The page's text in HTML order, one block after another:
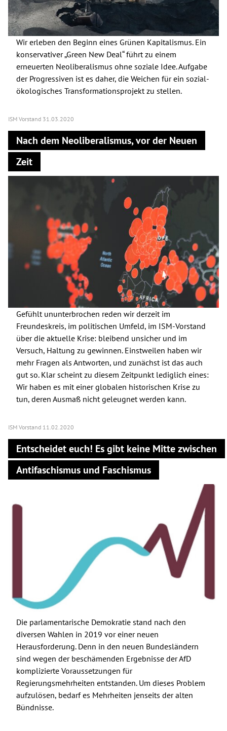
Wir erleben den Beginn eines Grünen Kapitalismus. Ein
konservativer „Green New Deal“ führt zu einem
erneuerten Neoliberalismus ohne soziale Idee. Aufgabe
der Progressiven ist es daher, die Weichen für ein sozial-
ökologisches Transformationsprojekt zu stellen.
ISM Vorstand 31.03.2020
Nach dem Neoliberalismus, vor der Neuen
Zeit
Gefühlt ununterbrochen reden wir derzeit im
Freundeskreis, im politischen Umfeld, im ISM-Vorstand
über die aktuelle Krise: bleibend unsicher und im
Versuch, Haltung zu gewinnen. Einstweilen haben wir
mehr Fragen als Antworten, und zunächst ist das auch
gut so. Klar scheint zu diesem Zeitpunkt lediglich eines:
Wir haben es mit einer globalen historischen Krise zu
tun, deren Ausmaß nicht geleugnet werden kann.
ISM Vorstand 11.02.2020
Entscheidet euch! Es gibt keine Mitte zwischen
Antifaschismus und Faschismus
Die parlamentarische Demokratie stand nach den
diversen Wahlen in 2019 vor einer neuen
Herausforderung. Denn in den neuen Bundesländern
sind wegen der beschämenden Ergebnisse der AfD
komplizierte Voraussetzungen für
Regierungsmehrheiten entstanden. Um dieses Problem
aufzulösen, bedarf es Mehrheiten jenseits der alten
Bündnisse.